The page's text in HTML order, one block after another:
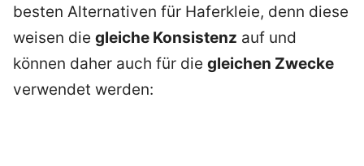
besten Alternativen für Haferkleie, denn diese
weisen die gleiche Konsistenz auf und
können daher auch für die gleichen Zwecke
verwendet werden: